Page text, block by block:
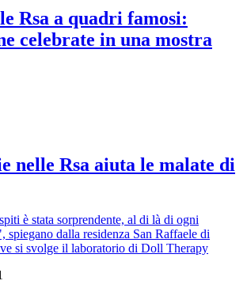
Rsa a quadri famosi:
celebrate in una mostra
nelle Rsa aiuta le malate di
è stata sorprendente, al di là di ogni
spiegano dalla residenza San Raffaele di
si svolge il laboratorio di Doll Therapy